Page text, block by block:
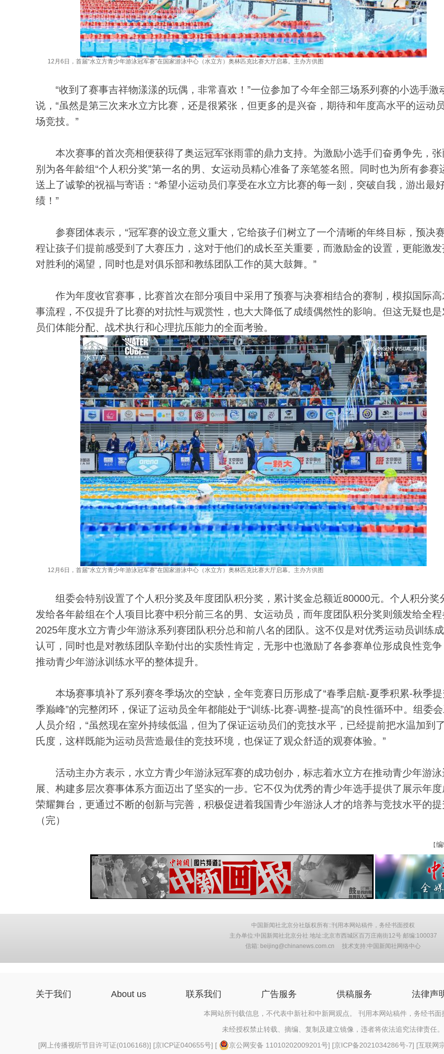
12月6日，首届“水立方青少年游泳冠军赛”在国家游泳中心（水立方）奥林匹克比赛大厅启幕。主办方供图
“收到了赛事吉祥物漾漾的玩偶，非常喜欢！”一位参加了今年全部三场系列赛的小选手激
说，“虽然是第三次来水立方比赛，还是很紧张，但更多的是兴奋，期待和年度高水平的运动
场竞技。”
本次赛事的首次亮相便获得了奥运冠军张雨霏的鼎力支持。为激励小选手们奋勇争先，张
别为各年龄组“个人积分奖”第一名的男、女运动员精心准备了亲笔签名照。同时也为所有参赛
送上了诚挚的祝福与寄语：“希望小运动员们享受在水立方比赛的每一刻，突破自我，游出最
绩！”
参赛团体表示，“冠军赛的设立意义重大，它给孩子们树立了一个清晰的年终目标，预决
程让孩子们提前感受到了大赛压力，这对于他们的成长至关重要，而激励金的设置，更能激
对胜利的渴望，同时也是对俱乐部和教练团队工作的莫大鼓舞。”
作为年度收官赛事，比赛首次在部分项目中采用了预赛与决赛相结合的赛制，模拟国际高
事流程，不仅提升了比赛的对抗性与观赏性，也大大降低了成绩偶然性的影响。但这无疑也
员们体能分配、战术执行和心理抗压能力的全面考验。
12月6日，首届“水立方青少年游泳冠军赛”在国家游泳中心（水立方）奥林匹克比赛大厅启幕。主办方供图
组委会特别设置了个人积分奖及年度团队积分奖，累计奖金总额近80000元。个人积分奖
发给各年龄组在个人项目比赛中积分前三名的男、女运动员，而年度团队积分奖则颁发给全程
2025年度水立方青少年游泳系列赛团队积分总和前八名的团队。这不仅是对优秀运动员训练
认可，同时也是对教练团队辛勤付出的实质性肯定，无形中也激励了各参赛单位形成良性竞
推动青少年游泳训练水平的整体提升。
本场赛事填补了系列赛冬季场次的空缺，全年竞赛日历形成了“春季启航-夏季积累-秋季提
季巅峰”的完整闭环，保证了运动员全年都能处于“训练-比赛-调整-提高”的良性循环中。组委
人员介绍，“虽然现在室外持续低温，但为了保证运动员们的竞技水平，已经提前把水温加到
氏度，这样既能为运动员营造最佳的竞技环境，也保证了观众舒适的观赛体验。”
活动主办方表示，水立方青少年游泳冠军赛的成功创办，标志着水立方在推动青少年游泳
展、构建多层次赛事体系方面迈出了坚实的一步。它不仅为优秀的青少年选手提供了展示年
荣耀舞台，更通过不断的创新与完善，积极促进着我国青少年游泳人才的培养与竞技水平的提
（完）
【
中国新闻社北京分社版权所有::刊用本网站稿件，务经书面授权
主办单位:中国新闻社北京分社 地址:北京市西城区百万庄南街12号 邮编:100037
信箱: beijing@chinanews.com.cn 技术支持:中国新闻社网络中心
关于我们 About us 联系我们 广告服务 供稿服务 法律声
本网站所刊载信息，不代表中新社和中新网观点。 刊用本网站稿件，务经书面
未经授权禁止转载、摘编、复制及建立镜像，违者将依法追究法律责任。
[网上传播视听节目许可证(0106168)] [京ICP证040655号] [ 京公网安备 11010202009201号] [京ICP备2021034286号-7] [互联网